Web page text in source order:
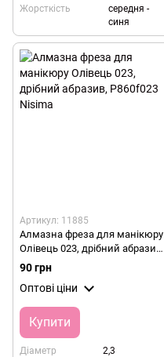
Жорсткість
середня -
синя
Артикул: 11885
Алмазна фреза для манікюру
Олівець 023, дрібний абразив,
P860f023 Nisima
90 грн
Оптові ціни
Купити
Діаметр
2,3